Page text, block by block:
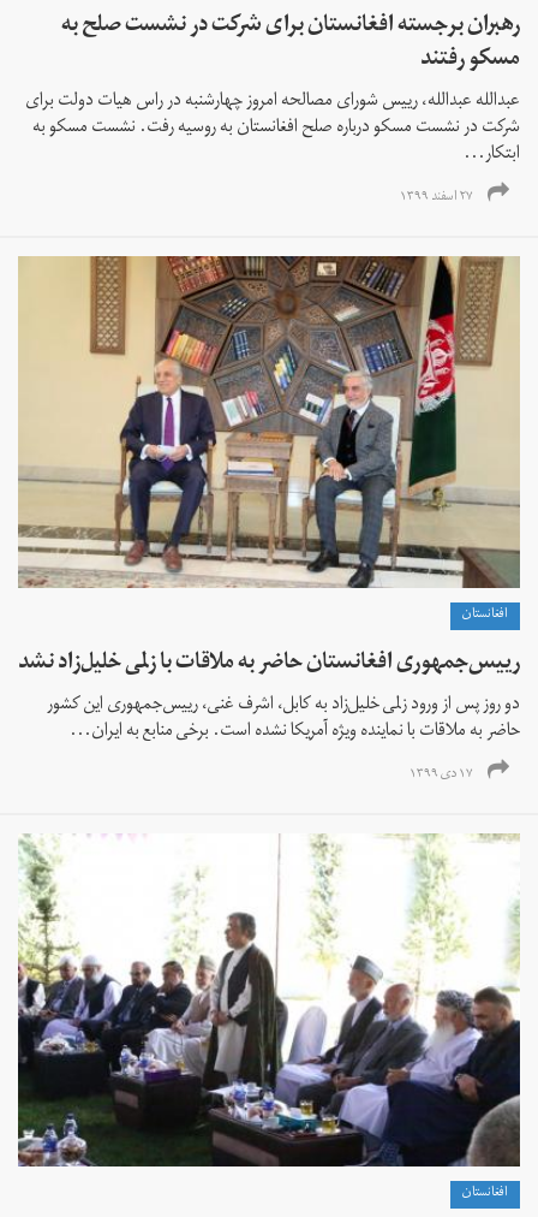
رهبران برجسته افغانستان برای شرکت در نشست صلح به
مسکو رفتند
عبدالله عبدالله، رییس شورای مصالحه امروز چهارشنبه در راس هیات دولت برای
شرکت در نشست مسکو درباره صلح افغانستان به روسیه رفت. نشست مسکو به
ابتکار...
۲۷ اسفند ۱۳۹۹
افغانستان
رییس‌جمهوری افغانستان حاضر به ملاقات با زلمی خلیل‌زاد نشد
دو روز پس از ورود زلمی خلیل‌زاد به کابل، اشرف غنی، رییس‌جمهوری این کشور
حاضر به ملاقات با نماینده ویژه آمریکا نشده است. برخی منابع به ایران...
۱۷ دی ۱۳۹۹
افغانستان